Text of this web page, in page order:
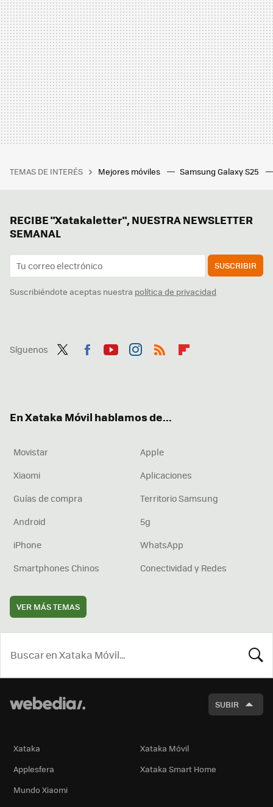
TEMAS DE INTERÉS Mejores móviles Samsung Galaxy S25
RECIBE "Xatakaletter", NUESTRA NEWSLETTER
SEMANAL
SUSCRIBIR
Suscribiéndote aceptas nuestra política de privacidad
Síguenos
En Xataka Móvil hablamos de...
Movistar
Apple
Xiaomi
Aplicaciones
Guías de compra
Territorio Samsung
Android
5g
iPhone
WhatsApp
Smartphones Chinos
Conectividad y Redes
VER MÁS TEMAS
SUBIR
Xataka
Xataka Móvil
Applesfera
Xataka Smart Home
Mundo Xiaomi